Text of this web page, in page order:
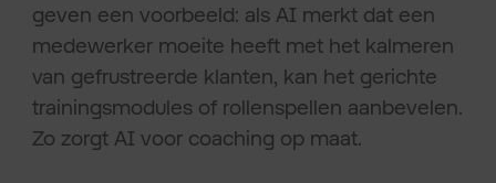
geven een voorbeeld: als AI merkt dat een
medewerker moeite heeft met het kalmeren
van gefrustreerde klanten, kan het gerichte
trainingsmodules of rollenspellen aanbevelen.
Zo zorgt AI voor coaching op maat.